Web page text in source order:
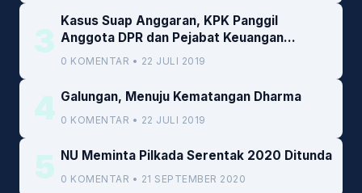
3
Kasus Suap Anggaran, KPK Panggil
Anggota DPR dan Pejabat Keuangan
Kemenkeu
0 KOMENTAR • 22 JULI 2019
4 Galungan, Menuju Kematangan Dharma
0 KOMENTAR • 22 JULI 2019
5 NU Meminta Pilkada Serentak 2020 Ditunda
0 KOMENTAR • 21 SEPTEMBER 2020